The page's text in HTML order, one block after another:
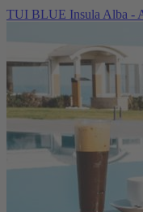
TUI BLUE Insula Alba -